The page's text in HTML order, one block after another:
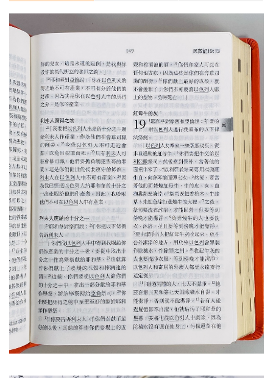
中文二手書
英文二手書
電子書
基道 Top 50